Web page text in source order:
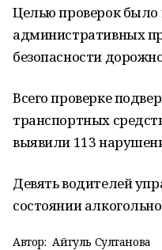
Целью проверок было
административных
безопасности
Всего проверке
транспортных
выявили 113
Девять водителей
состоянии
Автор: Айгуль Султанова